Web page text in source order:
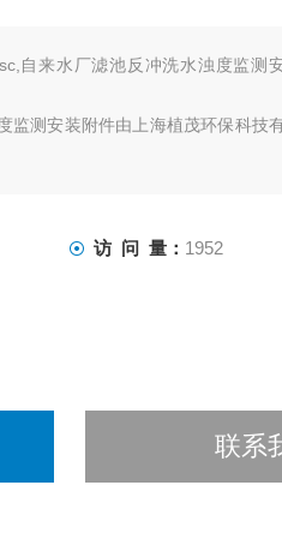
自来水厂滤池反冲洗水浊度监测
监测安装附件由上海植茂环保科技
访 问 量： 1952
联系